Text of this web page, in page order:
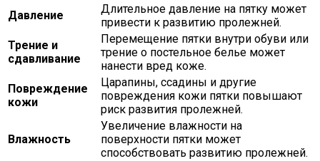
Давление
Длительное давление на пятку может
привести к развитию пролежней.
Трение и
сдавливание
Перемещение пятки внутри обуви или
трение о постельное белье может
нанести вред коже.
Повреждение
кожи
Царапины, ссадины и другие
повреждения кожи пятки повышают
риск развития пролежней.
Влажность
Увеличение влажности на
поверхности пятки может
способствовать развитию пролежней.